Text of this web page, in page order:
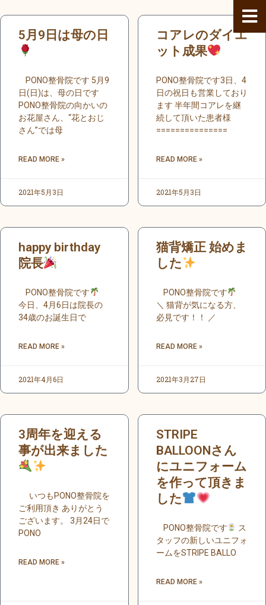
容
5月9日は母の日
PONO整骨院です 5月9
日(日)は、母の日です
PONO整骨院の向かいの
お花屋さん、“花とおじ
さん”では母
READ MORE »
2021年5月3日
コアレのダイエ
ット成果
PONO整骨院です3日、4
日の祝日も営業しており
ます 半年間コアレを継
続して頂いた患者様
===============
READ MORE »
2021年5月3日
happy birthday
院長
PONO整骨院です
今日、4月6日は院長の
34歳のお誕生日で
READ MORE »
2021年4月6日
猫背矯正 始めま
した
PONO整骨院です
＼ 猫背が気になる方、
必見です！！ ／
READ MORE »
2021年3月27日
3周年を迎える
事が出来ました
いつもPONO整骨院を
ご利用頂き ありがとう
ございます。 3月24日で
PONO
READ MORE »
STRIPE
BALLOONさん
にユニフォーム
を作って頂きま
した
PONO整骨院です
ス
タッフの新しいユニフォ
ームをSTRIPE BALLO
READ MORE »
ー
ジ
ー
ー
ー
ー
ペ
ー
ジ
ー
ジ
ー
ジ
ー
ジ
ペ
ー
ペ